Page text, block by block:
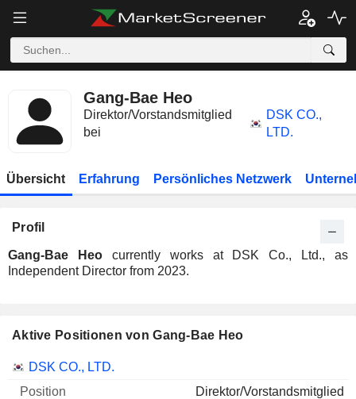
Gang-Bae Heo
Direktor/Vorstandsmitglied
bei
DSK CO.,
LTD.
Übersicht Erfahrung Persönliches Netzwerk
Profil
Gang-Bae Heocurrently works at DSK Co., Ltd., as
Independent Director from 2023.
Aktive Positionen von Gang-Bae Heo
Unternehmen Position
DSK CO., LTD.
Direktor/Vorstandsmitglied